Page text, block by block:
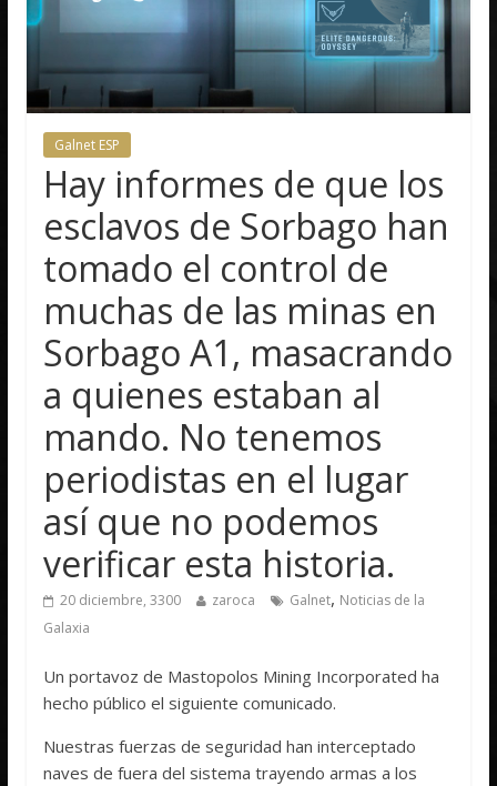
Galnet ESP
Hay informes de que los
esclavos de Sorbago han
tomado el control de
muchas de las minas en
Sorbago A1, masacrando
a quienes estaban al
mando. No tenemos
periodistas en el lugar
así que no podemos
verificar esta historia.
20 diciembre, 3300 zaroca Galnet, Noticias de la
Galaxia
Un portavoz de Mastopolos Mining Incorporated ha
hecho público el siguiente comunicado.
Nuestras fuerzas de seguridad han interceptado
naves de fuera del sistema trayendo armas a los